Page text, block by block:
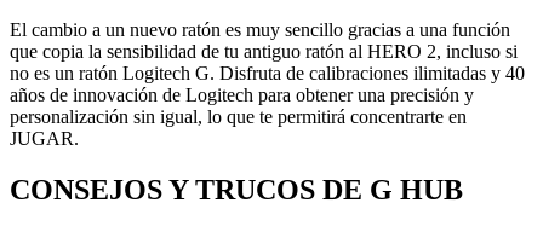
El cambio a un nuevo ratón es muy sencillo gracias a una función
que copia la sensibilidad de tu antiguo ratón al HERO 2, incluso si
no es un ratón Logitech G. Disfruta de calibraciones ilimitadas y 40
años de innovación de Logitech para obtener una precisión y
personalización sin igual, lo que te permitirá concentrarte en
JUGAR.
CONSEJOS Y TRUCOS DE G HUB